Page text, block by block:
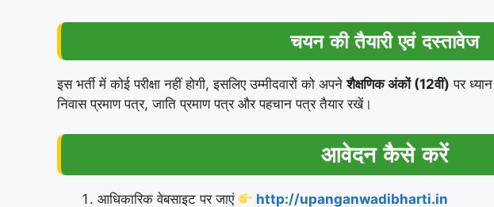
चयन की तैयारी एवं दस्तावेज
इस भर्ती में कोई परीक्षा नहीं होगी, इसलिए उम्मीदवारों को अपनेशैक्षणिक अंकों (12वीं) पर
निवास प्रमाण पत्र, जाति प्रमाण पत्र और पहचान पत्र तैयार रखें।
आवेदन कैसे करें
आधिकारिक वेबसाइट पर जाएं http://upanganwadibharti.in